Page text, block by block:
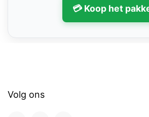
💳 Koop het
Volg ons